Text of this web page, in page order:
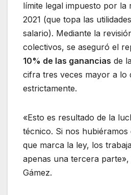
límite legal impuesto por la
2021 (que topa las
salario). Mediante la
colectivos, se aseguró el
10% de las ganancias de
cifra tres veces mayor a lo
estrictamente.
«Esto es resultado de la
técnico. Si nos hubiéramos
que marca la ley, los
apenas una tercera
Gámez.